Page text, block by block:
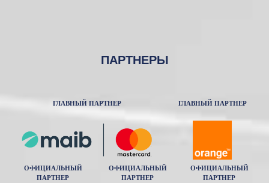
ПАРТНЕРЫ
ГЛАВНЫЙ ПАРТНЕР ГЛАВНЫЙ ПАРТНЕР
ОФИЦИАЛЬНЫЙ
ПАРТНЕР
ОФИЦИАЛЬНЫЙ
ПАРТНЕР
ОФИЦИАЛЬНЫЙ
ПАРТНЕР